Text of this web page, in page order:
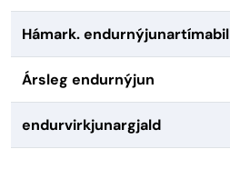
Hámark. endurnýjunartímabil
Ársleg endurnýjun
endurvirkjunargjald